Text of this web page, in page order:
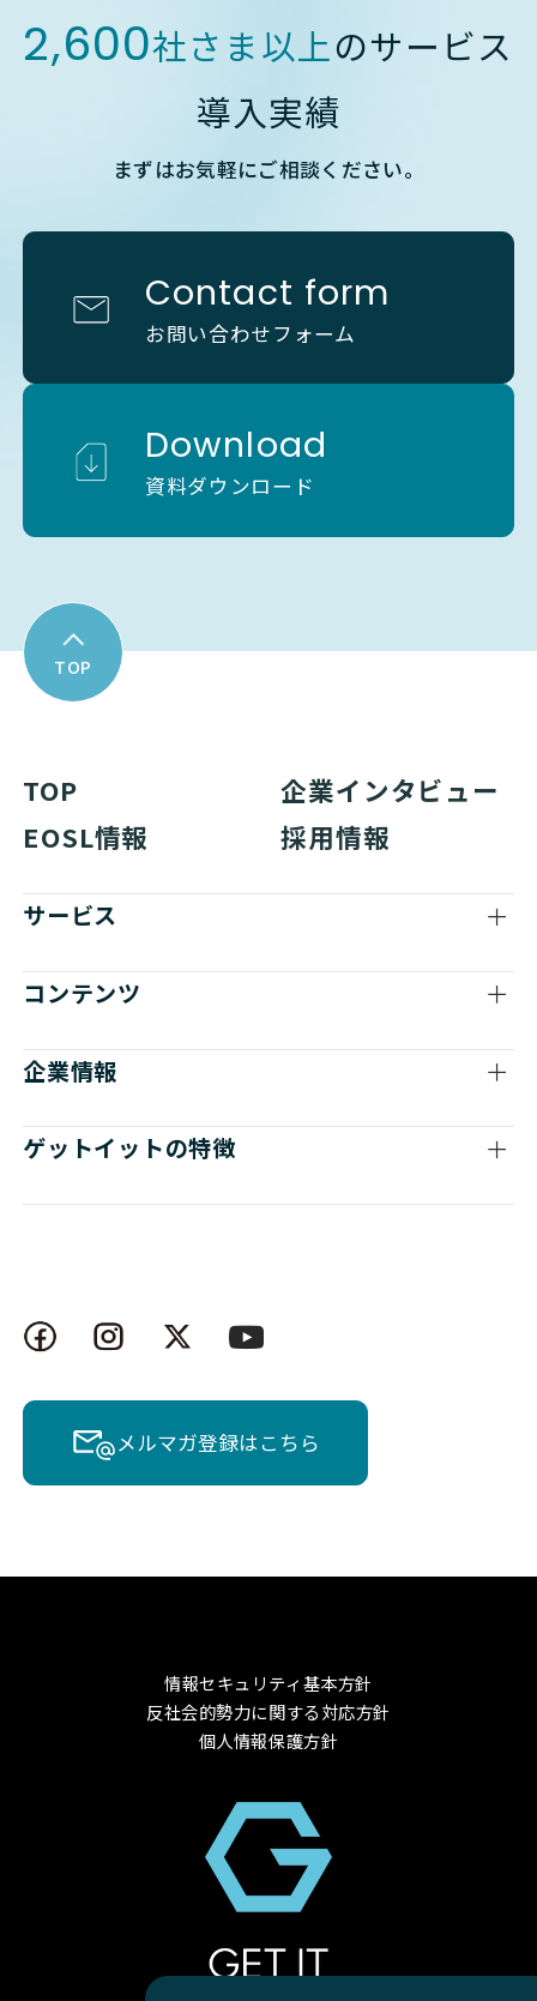
2,600社さま以上のサービス
導入実績
まずはお気軽にご相談ください。
Contact form
お問い合わせフォーム
Download
資料ダウンロード
TOP
TOP
企業インタビュー
EOSL情報
採用情報
サービス
コンテンツ
企業情報
ゲットイットの特徴
メルマガ登録はこちら
情報セキュリティ基本方針
反社会的勢力に関する対応方針
個人情報保護方針